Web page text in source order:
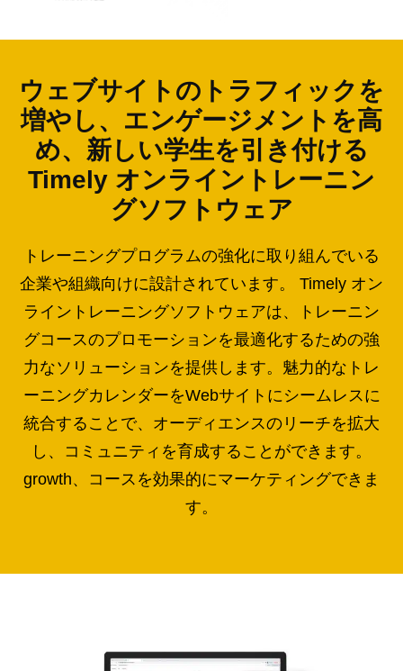
ウェブサイトのトラフィックを
増やし、エンゲージメントを高
め、新しい学生を引き付ける
Timely オンライントレーニン
グソフトウェア
トレーニングプログラムの強化に取り組んでいる
企業や組織向けに設計されています。 Timely オン
ライントレーニングソフトウェアは、トレーニン
グコースのプロモーションを最適化するための強
力なソリューションを提供します。魅力的なトレ
ーニングカレンダーをWebサイトにシームレスに
統合することで、オーディエンスのリーチを拡大
し、コミュニティを育成することができます。
growth、コースを効果的にマーケティングできま
す。